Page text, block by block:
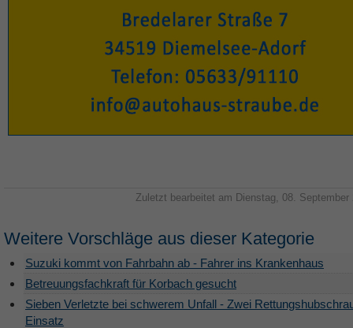
Zuletzt bearbeitet am Dienstag, 08. September
Weitere Vorschläge aus dieser Kategorie
Suzuki kommt von Fahrbahn ab - Fahrer ins Krankenhaus
Betreuungsfachkraft für Korbach gesucht
Sieben Verletzte bei schwerem Unfall - Zwei
Einsatz